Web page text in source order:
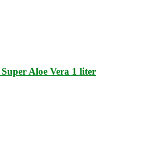
Aloe Vera 1 liter